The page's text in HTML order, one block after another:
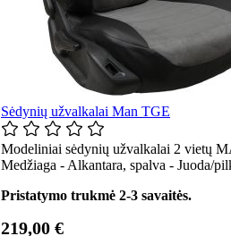
Sėdynių užvalkalai Man TGE
Modeliniai sėdynių užvalkalai 2 vietų
Medžiaga - Alkantara, spalva - Juoda/
Pristatymo trukmė 2-3 savaitės.
219,00 €